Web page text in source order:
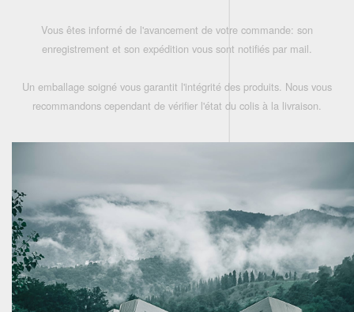
Vous êtes informé de l'avancement de votre commande: son
enregistrement et son expédition vous sont notifiés par mail.
Un emballage soigné vous garantit l'intégrité des produits. Nous vous
recommandons cependant de vérifier l'état du colis à la livraison.